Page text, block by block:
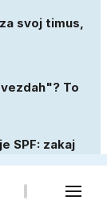
svoj timus,
To
SPF: zakaj